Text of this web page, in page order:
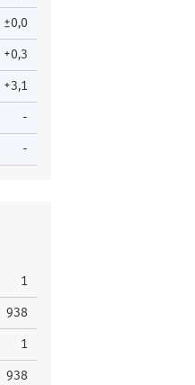
±0,0
+0,3
+3,1
-
-
1
938
1
938